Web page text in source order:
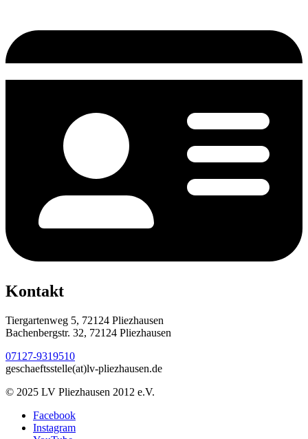
Kontakt
Tiergartenweg 5, 72124 Pliezhausen
Bachenbergstr. 32, 72124 Pliezhausen
07127-9319510
geschaeftsstelle(at)lv-pliezhausen.de
© 2025 LV Pliezhausen 2012 e.V.
Facebook
Instagram